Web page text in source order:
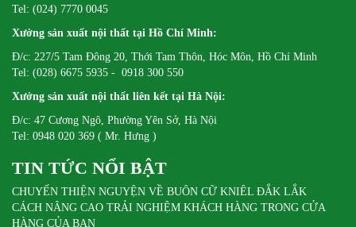
Tel: (024) 7770 0045
Xưởng sản xuất nội thất tại Hồ Chí Minh:
Đ/c: 227/5 Tam Đông 20, Thới Tam Thôn, Hóc Môn, Hồ Chí Minh
Tel: (028) 6675 5935 - 0918 300 550
Xưởng sản xuất nội thất liên kết tại Hà Nội:
Đ/c: 47 Cương Ngô, Phường Yên Sở, Hà Nội
Tel: 0948 020 369 ( Mr. Hưng )
TIN TỨC NỔI BẬT
CHUYẾN THIỆN NGUYỆN VỀ BUÔN CỮ KNIÊL ĐẮK LẮK
CÁCH NÂNG CAO TRẢI NGHIỆM KHÁCH HÀNG TRONG CỬA
HÀNG CỦA BẠN